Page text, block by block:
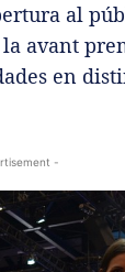
al
avant
en
-